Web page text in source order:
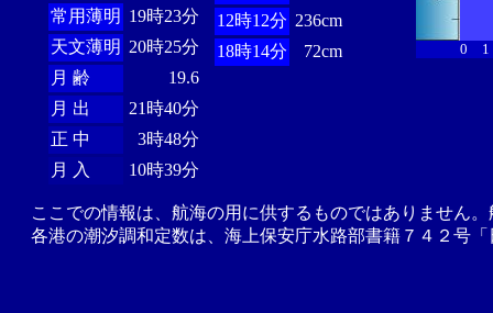
常用薄明 19時23分
天文薄明 20時25分
月 齢
19.6
月 出
21時40分
正 中
3時48分
月 入
10時39分
12時12分 236cm
18時14分
72cm 0 1
ここでの情報は、航海の用に供するものではありません
各港の潮汐調和定数は、海上保安庁水路部書籍７４２号